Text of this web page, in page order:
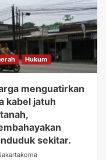
Hukum
menguatirkan
kabel jatuh
sekitar.